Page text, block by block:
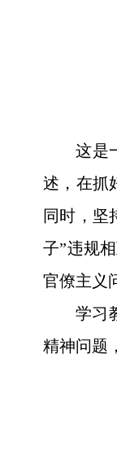
这是
述，在抓
同时，坚
子”违规
官僚主义
学习
精神问题